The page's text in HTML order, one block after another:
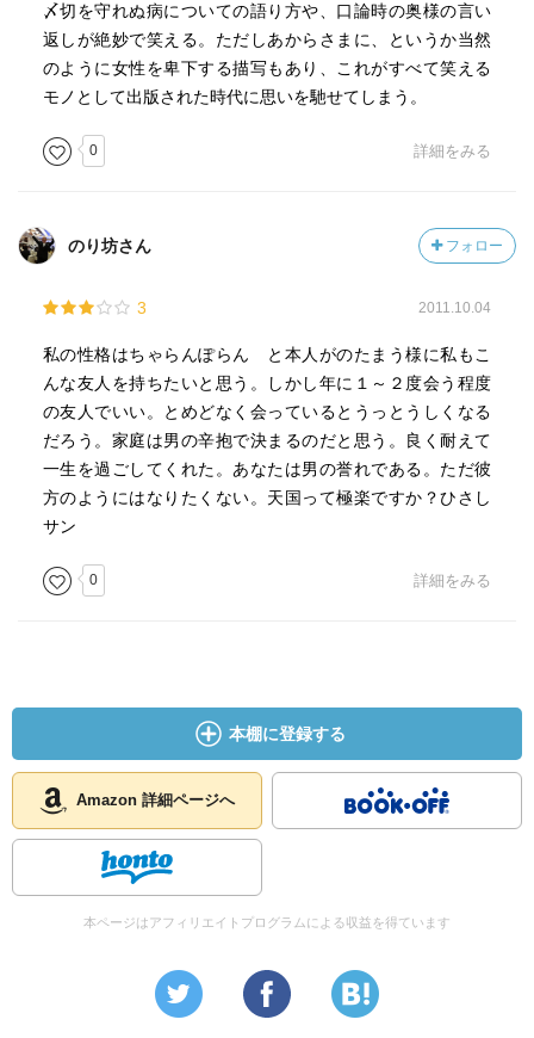
〆切を守れぬ病についての語り方や、口論時の奥様の言い
返しが絶妙で笑える。ただしあからさまに、というか当然
のように女性を卑下する描写もあり、これがすべて笑える
モノとして出版された時代に思いを馳せてしまう。
0 詳細をみる
のり坊さん フォロー
3 2011.10.04
私の性格はちゃらんぽらん と本人がのたまう様に私もこ
んな友人を持ちたいと思う。しかし年に１～２度会う程度
の友人でいい。とめどなく会っているとうっとうしくなる
だろう。家庭は男の辛抱で決まるのだと思う。良く耐えて
一生を過ごしてくれた。あなたは男の誉れである。ただ彼
方のようにはなりたくない。天国って極楽ですか？ひさし
サン
0 詳細をみる
本棚に登録する
Amazon 詳細ページへ
本ページはアフィリエイトプログラムによる収益を得ています